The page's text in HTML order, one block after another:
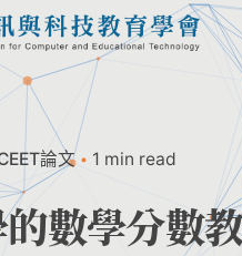
論文 1 min read
數學分數